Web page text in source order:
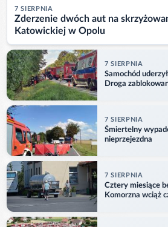
7 SIERPNIA
Zderzenie dwóch aut na
Katowickiej w Opolu
7 SIERPNIA
Samochód
Droga
7 SIERPNIA
Śmiertelny
nieprzejezdna
7 SIERPNIA
Cztery miesiące
Komorzna wciąż